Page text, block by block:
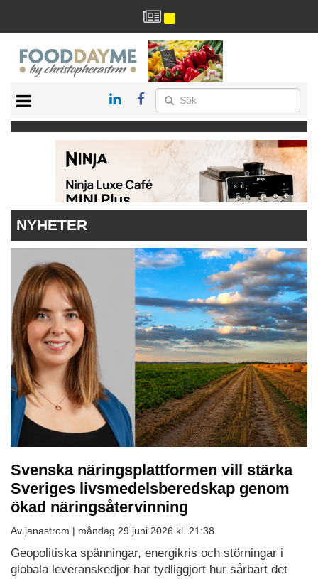
RESTAURANG
NYHETER
Svenska näringsplattformen vill stärka
Sveriges livsmedelsberedskap genom
ökad näringsåtervinning
Av janastrom | måndag 29 juni 2026 kl. 21:38
Geopolitiska spänningar, energikris och störningar i
globala leveranskedjor har tydliggjort hur sårbart det